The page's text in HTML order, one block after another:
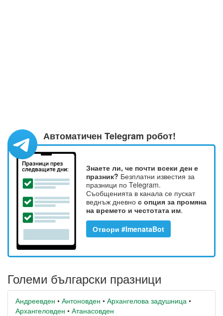
Автоматичен Telegram робот!
Знаете ли, че почти всеки ден е
празник? Безплатни известия за
празници по Telegram.
Съобщенията в канала се пускат
веднъж дневно с опция за промяна
на времето и честотата им.
Отвори #ImenataBot
Големи български празници
Андреевден • Антоновден • Архангелова задушница •
Архангеловден • Атанасовден